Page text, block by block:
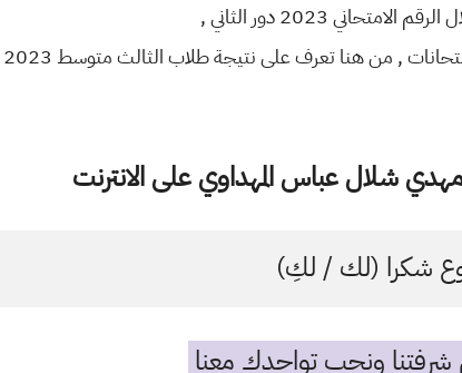
2023 دور الثاني ,
شلال عباس المهداوي على الانترنت
شكرا (لك / لكِ)
شرفتنا ونحب تواجدك معنا